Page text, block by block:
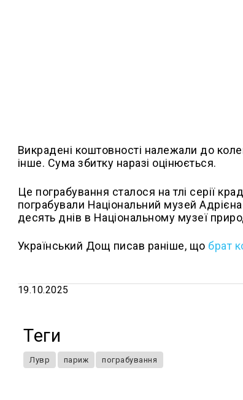
Викрадені коштовності належали до
інше. Сума збитку наразі оцінюється.
Це пограбування сталося на тлі серії
пограбували Національний музей
десять днів в Національному музеї
Український Дощ писав раніше, що брат
19.10.2025
Теги
Лувр париж пограбування